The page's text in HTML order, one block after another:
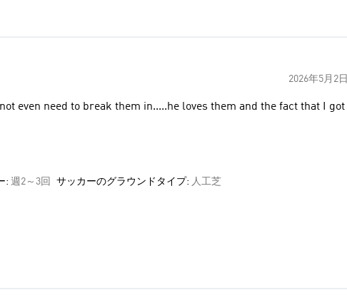
2026年5月2日
even need to break them in.....he loves them and the fact that I got
: 週2～3回 サッカーのグラウンドタイプ: 人工芝